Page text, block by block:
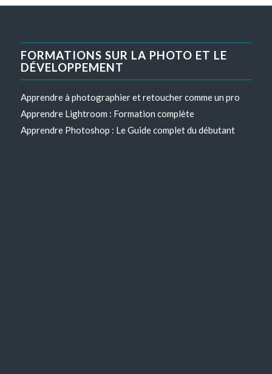
FORMATIONS SUR LA PHOTO ET LE
DÉVELOPPEMENT
Apprendre à photographier et retoucher comme un pro
Apprendre Lightroom : Formation complète
Apprendre Photoshop : Le Guide complet du débutant